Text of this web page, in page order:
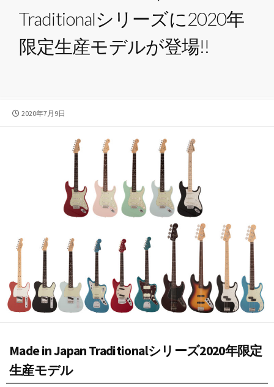
Traditionalシリーズに2020年
限定生産モデルが登場!!
公
2020年7月9日
Made in Japan Traditionalシリーズ2020年限定
生産モデル